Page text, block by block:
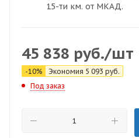
15-ти км. от МКАД.
45 838 руб./шт
-10% Экономия 5 093 руб.
Под заказ